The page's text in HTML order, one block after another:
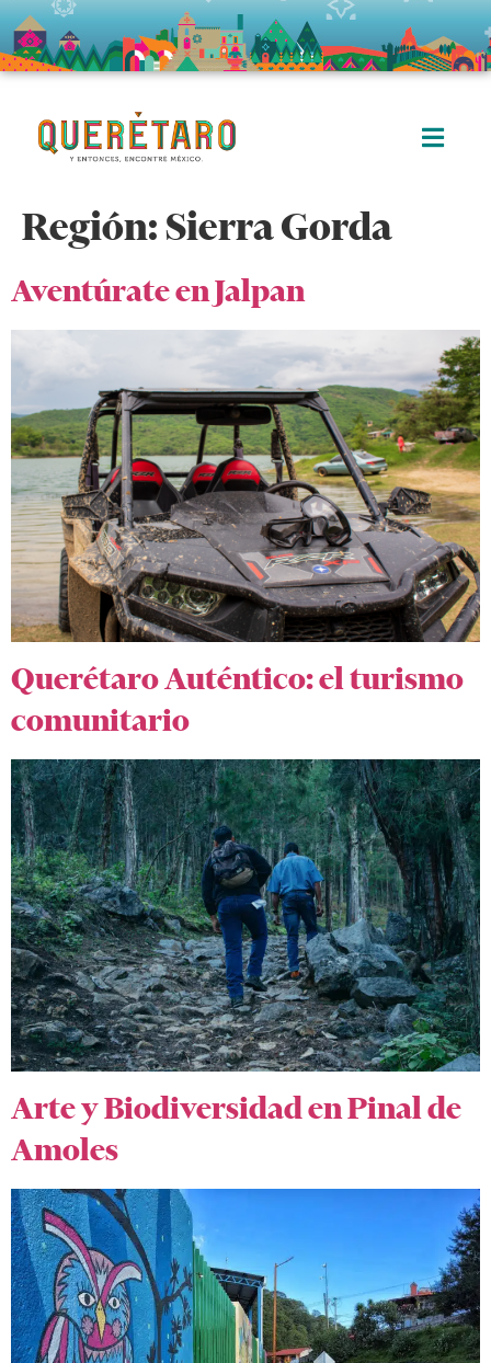
Región:Sierra Gorda
Aventúrate en Jalpan
Querétaro Auténtico: el turismo
comunitario
Arte y Biodiversidad en Pinal de
Amoles